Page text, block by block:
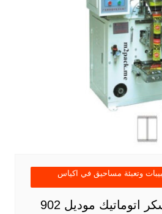
وتعبئة مساحيق في اكياس
ماكينات تعبئة السكر اتوماتيك موديل 902